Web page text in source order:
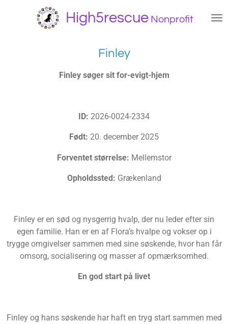
High5rescueNonprofit
Finley
Finley søger sit for-evigt-hjem
ID: 2026-0024-2334
Født: 20. december 2025
Forventet størrelse: Mellemstor
Opholdssted: Grækenland
Finley er en sød og nysgerrig hvalp, der nu leder efter sin
egen familie. Han er en af Flora’s hvalpe og vokser op i
trygge omgivelser sammen med sine søskende, hvor han får
omsorg, socialisering og masser af opmærksomhed.
En god start på livet
Finley og hans søskende har haft en tryg start sammen med